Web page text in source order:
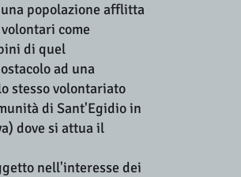
popolazione afflitta
come
di quel
ad una
stesso volontariato
di Sant'Egidio in
dove si attua il
nell'interesse dei